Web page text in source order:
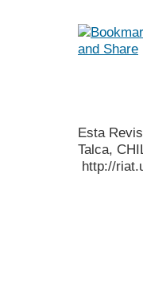
Esta
Talca,
http://